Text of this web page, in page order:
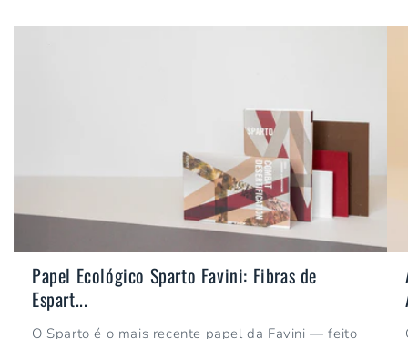
Papel Ecológico Sparto Favini: Fibras de
Espart...
O Sparto é o mais recente papel da Favini — feito